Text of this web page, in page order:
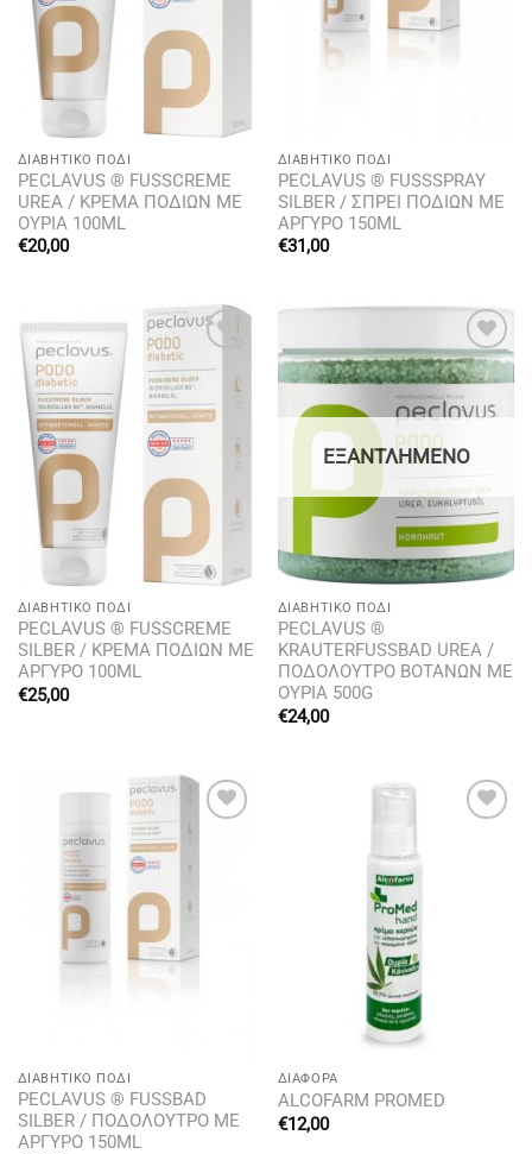
ΔΙΑΒΗΤΙΚΌ ΠΌΔΙ
PECLAVUS ® FUSSCREME
UREA / ΚΡΕΜΑ ΠΟΔΙΩΝ ΜΕ
ΟΥΡΙΑ 100ML
€20,00
ΔΙΑΒΗΤΙΚΌ ΠΌΔΙ
PECLAVUS ® FUSSSPRAY
SILBER / ΣΠΡΕΙ ΠΟΔΙΩΝ ΜΕ
ΑΡΓΥΡΟ 150ML
€31,00
Add to
wishlist
ΔΙΑΒΗΤΙΚΌ ΠΌΔΙ
PECLAVUS ® FUSSCREME
SILBER / ΚΡΕΜΑ ΠΟΔΙΩΝ ΜΕ
ΑΡΓΥΡΟ 100ML
€25,00
Add to
wishlist
ΕΞΑΝΤΛΗΜΈΝΟ
ΔΙΑΒΗΤΙΚΌ ΠΌΔΙ
PECLAVUS ®
KRAUTERFUSSBAD UREA /
ΠΟΔΟΛΟΥΤΡΟ ΒΟΤΑΝΩΝ ΜΕ
ΟΥΡΙΑ 500G
€24,00
ΔΙΑΒΗΤΙΚΌ ΠΌΔΙ
PECLAVUS ® FUSSBAD
SILBER / ΠΟΔΟΛΟΥΤΡΟ ΜΕ
ΑΡΓΥΡΟ 150ML
ΔΙΆΦΟΡΑ
ALCOFARM PROMED
€12,00